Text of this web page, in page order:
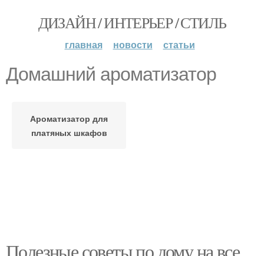
ДИЗАЙН / ИНТЕРЬЕР / СТИЛЬ
главная новости статьи
Домашний ароматизатор
Ароматизатор для
платяных шкафов